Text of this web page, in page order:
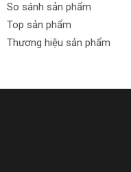
So sánh sản phẩm
Top sản phẩm
Thương hiệu sản phẩm